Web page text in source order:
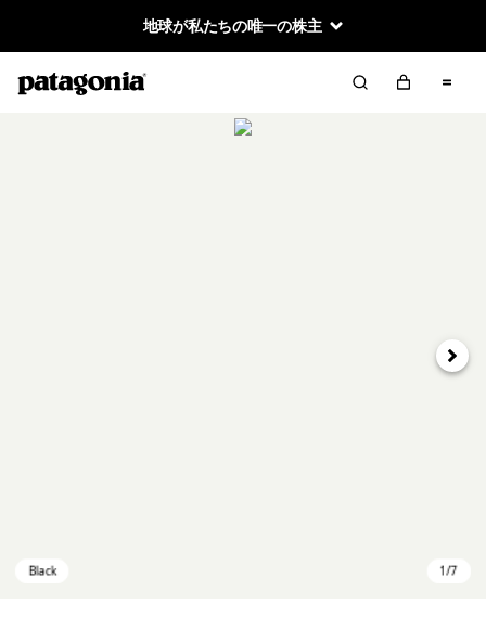
地球が私たちの唯一の株主
次へ